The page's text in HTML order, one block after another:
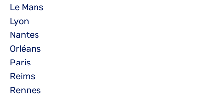
Le Mans
Lyon
Nantes
Orléans
Paris
Reims
Rennes